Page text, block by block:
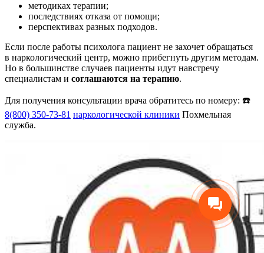
методиках терапии;
последствиях отказа от помощи;
перспективах разных подходов.
Если после работы психолога пациент не захочет обращаться
в наркологический центр, можно прибегнуть другим методам.
Но в большинстве случаев пациенты идут навстречу
специалистам и соглашаются на терапию.
Для получения консультации врача обратитесь по номеру: ☎️
8(800) 350-73-81 наркологической клиники Похмельная
служба.